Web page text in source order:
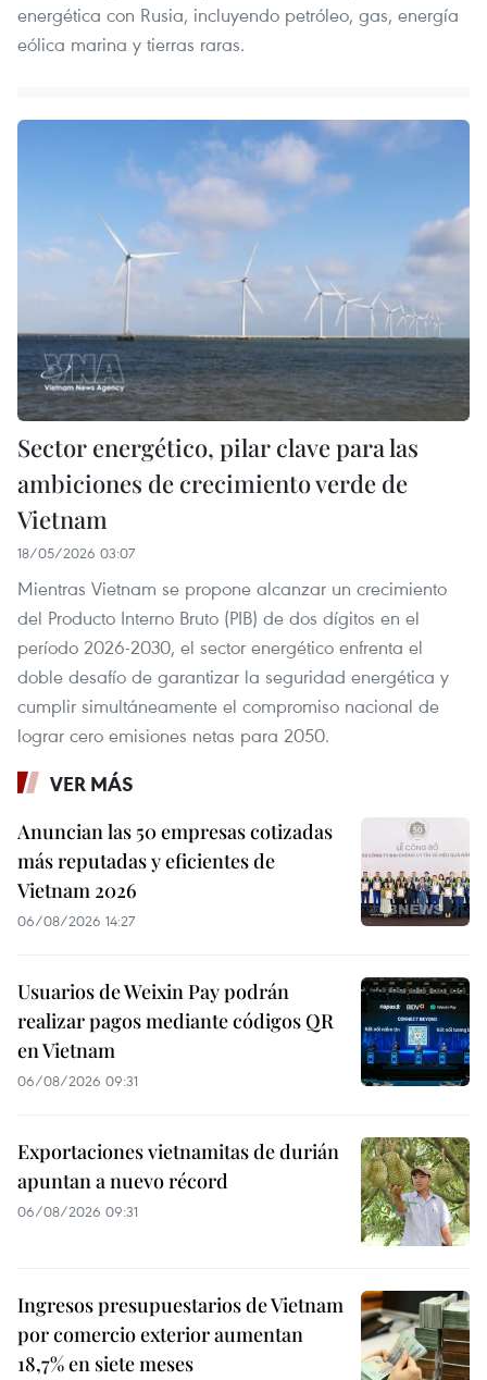
energética con Rusia, incluyendo petróleo, gas, energía
eólica marina y tierras raras.
Sector energético, pilar clave para las
ambiciones de crecimiento verde de
Vietnam
18/05/2026 03:07
Mientras Vietnam se propone alcanzar un crecimiento
del Producto Interno Bruto (PIB) de dos dígitos en el
período 2026-2030, el sector energético enfrenta el
doble desafío de garantizar la seguridad energética y
cumplir simultáneamente el compromiso nacional de
lograr cero emisiones netas para 2050.
VER MÁS
Anuncian las 50 empresas cotizadas
más reputadas y eficientes de
Vietnam 2026
06/08/2026 14:27
Usuarios de Weixin Pay podrán
realizar pagos mediante códigos QR
en Vietnam
06/08/2026 09:31
Exportaciones vietnamitas de durián
apuntan a nuevo récord
06/08/2026 09:31
Ingresos presupuestarios de Vietnam
por comercio exterior aumentan
18,7% en siete meses